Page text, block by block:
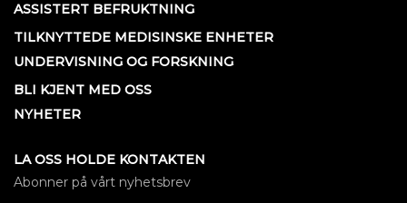
ASSISTERT BEFRUKTNING
TILKNYTTEDE MEDISINSKE ENHETER
UNDERVISNING OG FORSKNING
BLI KJENT MED OSS
NYHETER
LA OSS HOLDE KONTAKTEN
Abonner på vårt nyhetsbrev